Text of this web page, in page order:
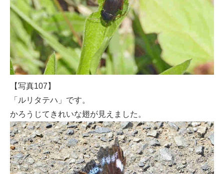
【写真107】
「ルリタテハ」です。
かろうじてきれいな翅が見えました。